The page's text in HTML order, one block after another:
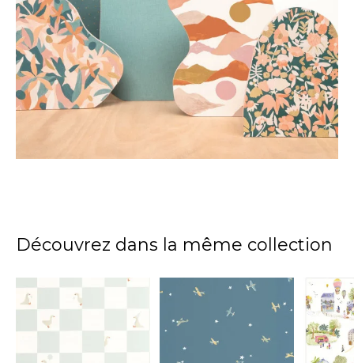
Découvrez dans la même collection